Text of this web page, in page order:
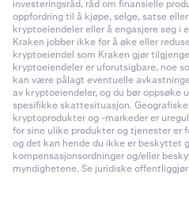
investeringsråd, råd om finansielle
oppfordring til å kjøpe, selge, satse
kryptoeiendeler eller å engasjere seg i
Kraken jobber ikke for å øke eller
kryptoeiendel som Kraken gjør
kryptoeiendeler er uforutsigbare, noe
kan være pålagt eventuelle
av kryptoeiendeler, og du bør oppsøke
spesifikke skattesituasjon.
kryptoprodukter og -markeder er
for sine ulike produkter og tjenester er
og det kan hende du ikke er beskyttet
kompensasjonsordninger og/eller
myndighetene. Se juridiske